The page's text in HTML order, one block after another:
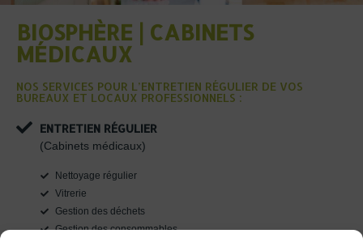
BIOSPHÈRE | CABINETS
MÉDICAUX
NOS SERVICES POUR L’ENTRETIEN RÉGULIER DE VOS
BUREAUX ET LOCAUX PROFESSIONNELS :
ENTRETIEN RÉGULIER
(Cabinets médicaux)
Nettoyage régulier
Vitrerie
Gestion des déchets
Gestion des consommables